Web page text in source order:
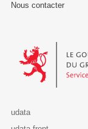
Nous contacter
Le
udata